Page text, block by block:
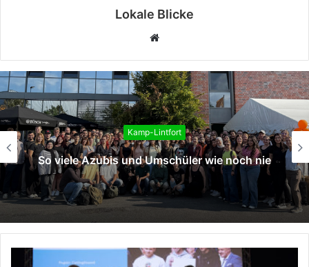
Lokale Blicke
Webseite
Kamp-Lintfort
Neue Auszubildende und Studierende in
Stadtverwaltung